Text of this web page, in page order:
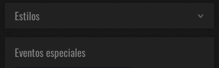
Estilos
Eventos especiales